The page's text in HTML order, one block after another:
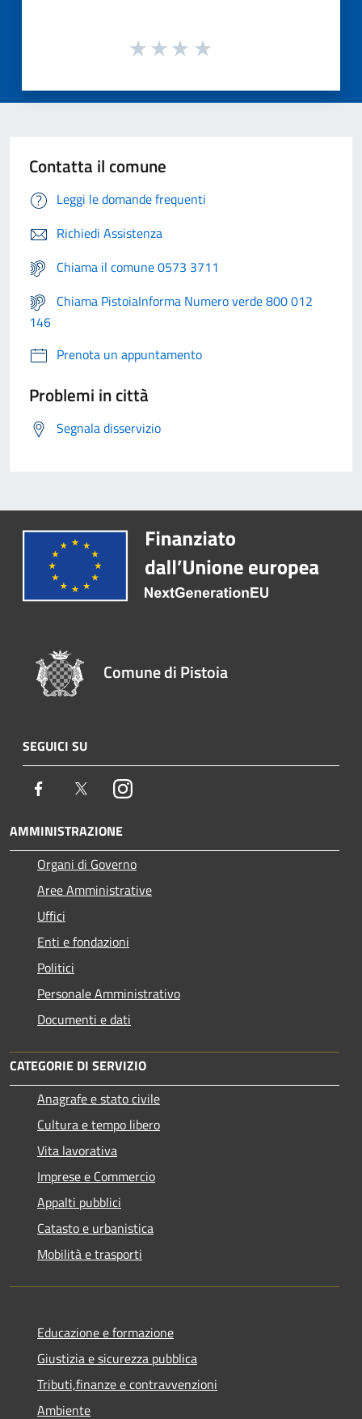
Contatta il comune
Leggi le domande frequenti
Richiedi Assistenza
Chiama il comune 0573 3711
Chiama PistoiaInforma Numero verde 800 012
146
Prenota un appuntamento
Problemi in città
Segnala disservizio
Comune di Pistoia
SEGUICI SU
Facebook TwitterInstagram
AMMINISTRAZIONE
Organi di Governo
Aree Amministrative
Uffici
Enti e fondazioni
Politici
Personale Amministrativo
Documenti e dati
CATEGORIE DI SERVIZIO
Anagrafe e stato civile
Cultura e tempo libero
Vita lavorativa
Imprese e Commercio
Appalti pubblici
Catasto e urbanistica
Mobilità e trasporti
Educazione e formazione
Giustizia e sicurezza pubblica
Tributi,finanze e contravvenzioni
Ambiente